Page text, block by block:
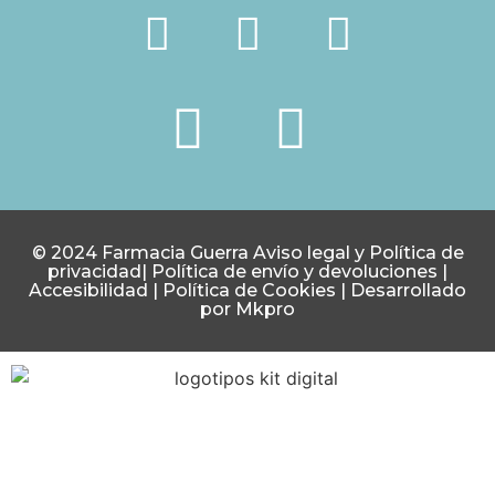
© 2024 Farmacia Guerra Aviso legal y Política de
privacidad| Política de envío y devoluciones |
Accesibilidad | Política de Cookies | Desarrollado
por Mkpro